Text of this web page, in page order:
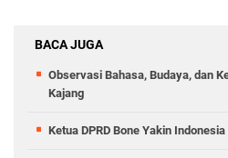
BACA JUGA
Observasi Bahasa, Budaya, dan
Kajang
Ketua DPRD Bone Yakin